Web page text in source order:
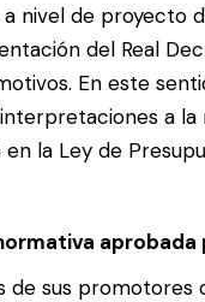
nivel de proyecto
del Real
En este
a
la Ley de
de sus